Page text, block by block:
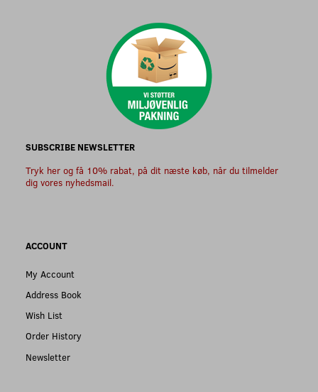
SUBSCRIBE NEWSLETTER
Tryk her og få 10% rabat, på dit næste køb, når du tilmelder
dig vores nyhedsmail.
ACCOUNT
My Account
Address Book
Wish List
Order History
Newsletter